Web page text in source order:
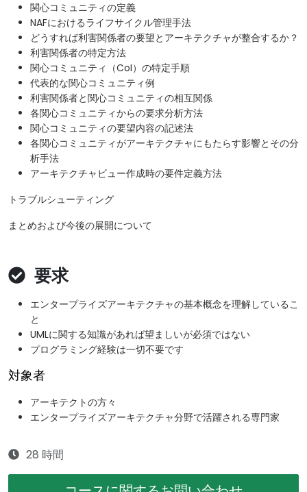
関心コミュニティの定義
NAFにおけるライフサイクル管理手法
どうすれば利害関係者の要望とアーキテクチャが整合するか？
利害関係者の特定方法
関心コミュニティ（CoI）の特定手順
代表的な関心コミュニティ例
利害関係者と関心コミュニティの相互関係
各関心コミュニティからの要求分析方法
関心コミュニティの要望内容の記述法
各関心コミュニティがアーキテクチャにもたらす影響とその分
析手法
アーキテクチャビュー作成時の要件定義方法
トラブルシューティング
まとめおよび今後の展開について
要求
エンタープライズアーキテクチャの基本概念を理解しているこ
と
UMLに関する知識があれば望ましいが必須ではない
プログラミング経験は一切不要です
対象者
アーキテクトの方々
エンタープライズアーキテクチャ分野で活躍される専門家
28 時間